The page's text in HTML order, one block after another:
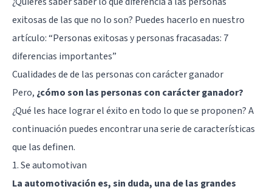
exitosas de las que no lo son? Puedes hacerlo en nuestro
artículo: “Personas exitosas y personas fracasadas: 7
diferencias importantes”
Cualidades de de las personas con carácter ganador
Pero, ¿cómo son las personas con carácter ganador?
¿Qué les hace lograr el éxito en todo lo que se proponen? A
continuación puedes encontrar una serie de características
que las definen.
1. Se automotivan
La automotivación es, sin duda, una de las grandes